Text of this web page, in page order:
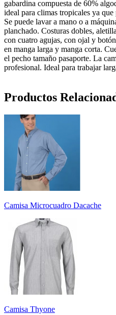
gabardina compuesta de 60%
ideal para climas tropicales ya
Se puede lavar a mano o a
planchado. Costuras dobles,
con cuatro agujas, con ojal y
en manga larga y manga corta.
el pecho tamaño pasaporte. La
profesional. Ideal para trabajar
Productos
Camisa Microcuadro Dacache
Camisa Thyone